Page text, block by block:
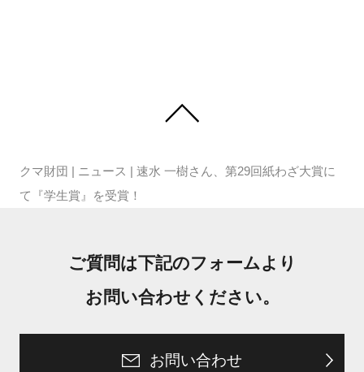
クマ財団 | ニュース | 速水 一樹さん、第29回紙わざ大賞に
て『学生賞』を受賞！
ご質問は下記のフォームより
お問い合わせください。
お問い合わせ